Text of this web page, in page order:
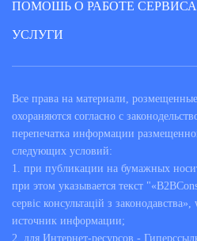
помощью к бизнес-
поддержка – залог успешного
любого современного
предприниматели,
не все они имеют
организации штатного
случаях им на помощь приходят
профессиональную
Преимущества обращения в них
ПОМОШЬ О РАБОТЕ СЕРВИСА
УСЛУГИ
Все права на материали,
охораняются согласно с
перепечатка информации
следующих условий:
1. при публикации на бумажных
при этом указывается текст
сервіс консультацій з
источник информации;
2. для Интернет-ресурсов -